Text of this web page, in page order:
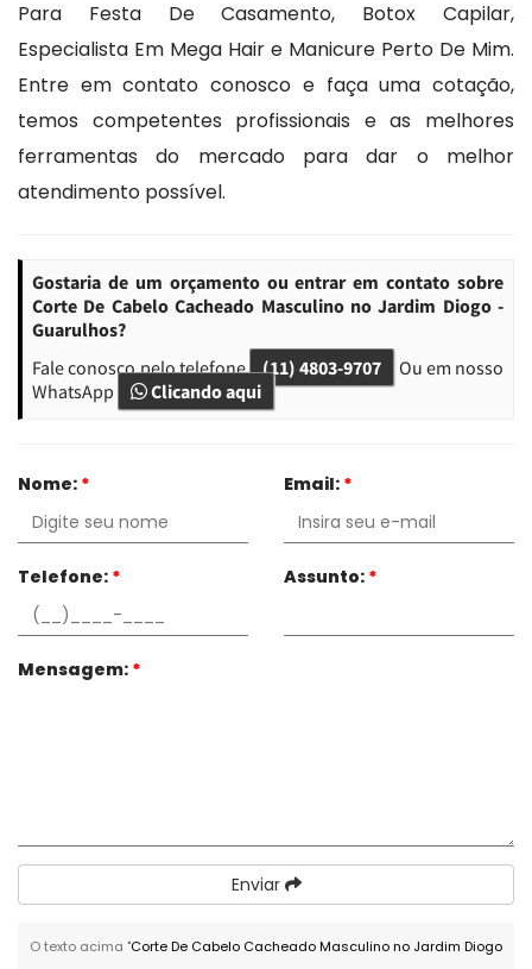
Para Festa De Casamento, Botox Capilar,
Especialista Em Mega Hair e Manicure Perto De Mim.
Entre em contato conosco e faça uma cotação,
temos competentes profissionais e as melhores
ferramentas do mercado para dar o melhor
atendimento possível.
Gostaria de um orçamento ou entrar em contato sobre
Corte De Cabelo Cacheado Masculino no Jardim Diogo -
Guarulhos?
Fale conosco pelo telefone (11) 4803-9707
Ou em nosso
WhatsApp
Clicando aqui
Nome: * Email: *
Telefone: * Assunto: *
Mensagem: *
Enviar
O texto acima "Corte De Cabelo Cacheado Masculino no Jardim Diogo